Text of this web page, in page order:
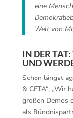
eine
Welt von
IN DER
UND
Schon längst
& CETA“, „Wir
großen Demos
als